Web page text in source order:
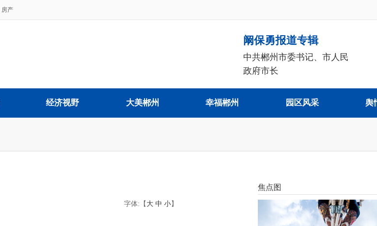
房产
阚保勇报道专辑
中共郴州市委书记、市人民
政府市长
经济视野 大美郴州 幸福郴州 园区风采 舆
字体:【 大 中 小】
焦点图